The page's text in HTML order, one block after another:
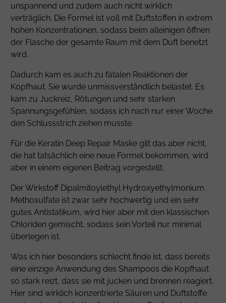
unspannend und zudem auch nicht wirklich
verträglich. Die Formel ist voll mit Duftstoffen in extrem
hohen Konzentrationen, sodass beim alleinigen öffnen
der Flasche der gesamte Raum mit dem Duft benetzt
wird.
Dadurch kam es auch zu fatalen Reaktionen der
Kopfhaut. Sie wurde unmissverständlich belastet. Es
kam zu Juckreiz, Rötungen und sehr starken
Spannungsgefühlen, sodass ich nach nur einer Woche
den Schlussstrich ziehen musste.
Für die Keratin Deep Repair Maske gilt das aber nicht,
die hat tatsächlich eine neue Formel bekommen, wird
aber in einem eigenen Beitrag vorgestellt.
Der Wirkstoff Dipalmitoylethyl Hydroxyethylmonium
Methosulfate ist zwar sehr hochwertig und ein sehr
gutes Antistatikum, wird hier aber mit den klassischen
Chloriden gemischt, sodass sein Vorteil nur minimal
überlegen ist.
Was ich hier besonders schlecht finde ist, dass bereits
eine einzige Anwendung des Shampoos die Kopfhaut
so stark reizt, dass sie mit jucken und brennen reagiert.
Hier sind wirklich konzentrierte Säuren und Duftstoffe